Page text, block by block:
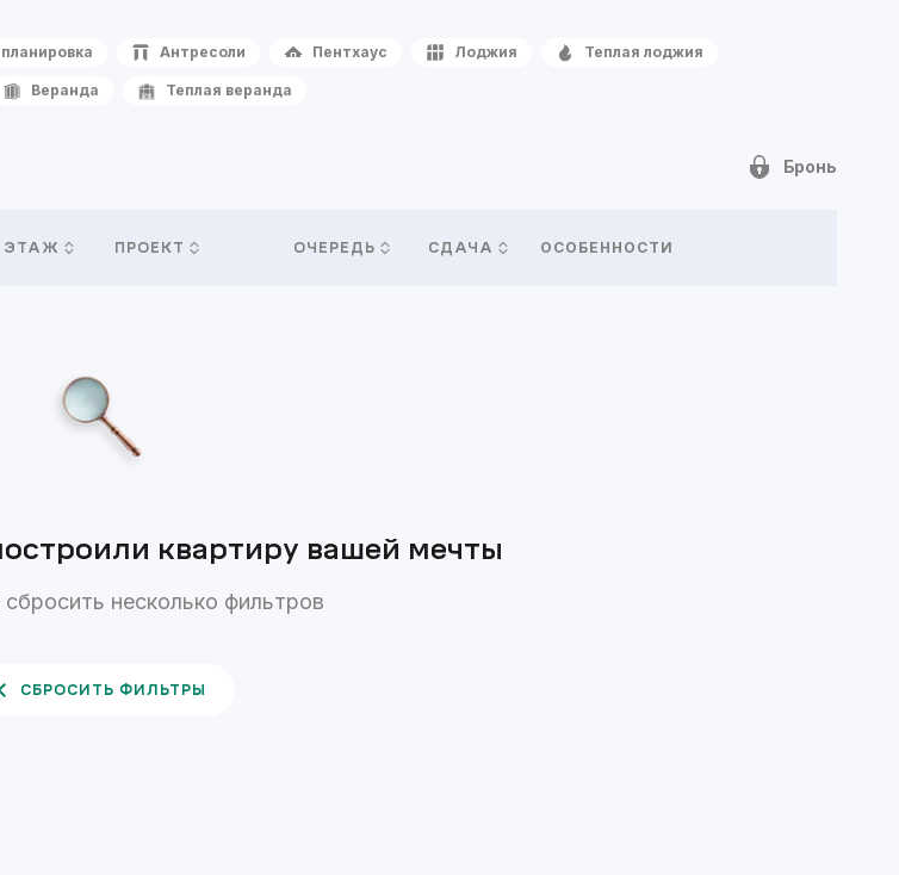
планировка Антресоли Пентхаус Лоджия Теплая лоджия
Веранда Теплая веранда
Бронь
ЭТАЖ ПРОЕКТ ОЧЕРЕДЬ СДАЧА ОСОБЕННОСТИ
квартиру вашей мечты
несколько фильтров
СБРОСИТЬ ФИЛЬТРЫ